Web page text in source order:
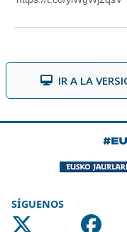
IR A LA
SÍGUENOS